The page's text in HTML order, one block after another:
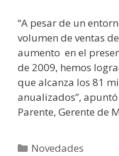
“A pesar de un
volumen de ventas
aumento en el
de 2009, hemos
que alcanza los 81
anualizados”,
Parente, Gerente de
Categorías
Novedades